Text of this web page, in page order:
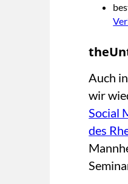
Auch
wir
Social
des